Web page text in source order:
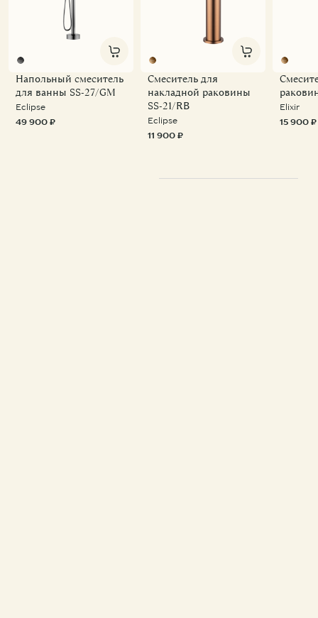
Напольный смеситель
для ванны SS-27/GM
Eclipse
49 900 ₽
Смеситель для
накладной раковины
SS-21/RB
Eclipse
11 900 ₽
Elixir
15 900 ₽